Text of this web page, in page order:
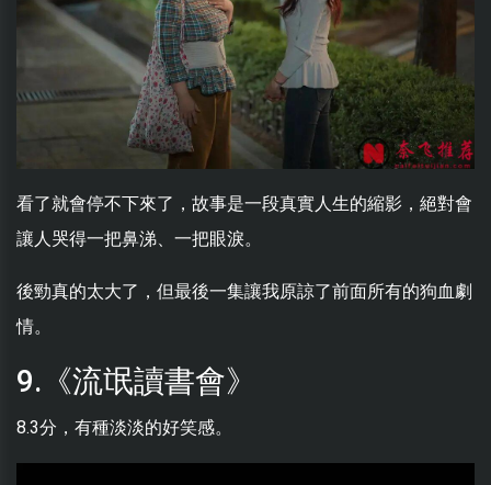
看了就會停不下來了，故事是一段真實人生的縮影，絕對會
讓人哭得一把鼻涕、一把眼淚。
後勁真的太大了，但最後一集讓我原諒了前面所有的狗血劇
情。
9.《流氓讀書會》
8.3分，有種淡淡的好笑感。